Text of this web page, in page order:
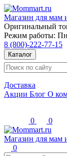
Магазин для мам
Оригинальный
Режим работы:
8 (800)-222-77-15
Каталог
Доставка
Акции Блог О
0 0
Магазин для мам
0